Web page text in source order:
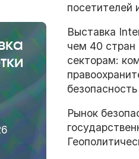
посетителей
Выставка
чем 40 стран
секторам:
Рынок